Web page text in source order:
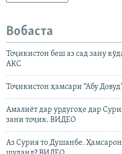
Вобаста
Тоҷикистон беш аз сад зану
АКС
Тоҷикистон ҳамсари “Абу
Амалиёт дар урдугоҳе дар
зани тоҷик. ВИДЕО
Аз Сурия то Душанбе.